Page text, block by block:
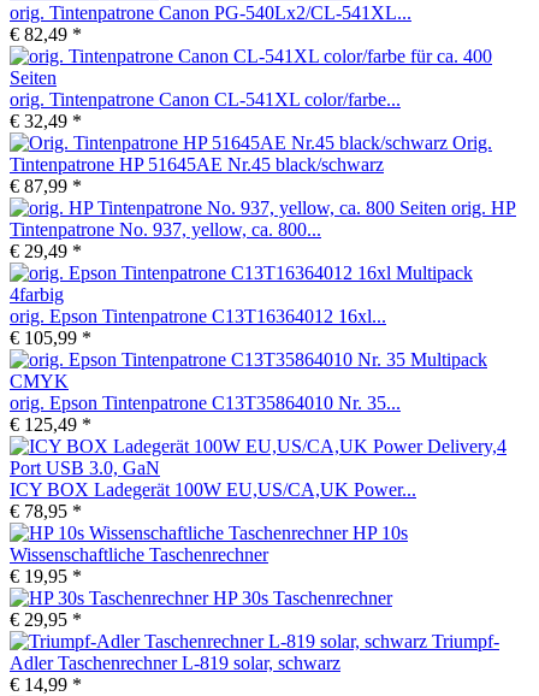
orig. Tintenpatrone Canon PG-540Lx2/CL-541XL...
€ 82,49 *
orig. Tintenpatrone Canon CL-541XL color/farbe...
€ 32,49 *
Orig.
Tintenpatrone HP 51645AE Nr.45 black/schwarz
€ 87,99 *
orig. HP
Tintenpatrone No. 937, yellow, ca. 800...
€ 29,49 *
orig. Epson Tintenpatrone C13T16364012 16xl...
€ 105,99 *
orig. Epson Tintenpatrone C13T35864010 Nr. 35...
€ 125,49 *
ICY BOX Ladegerät 100W EU,US/CA,UK Power...
€ 78,95 *
HP 10s
Wissenschaftliche Taschenrechner
€ 19,95 *
HP 30s Taschenrechner
€ 29,95 *
Triumpf-
Adler Taschenrechner L-819 solar, schwarz
€ 14,99 *